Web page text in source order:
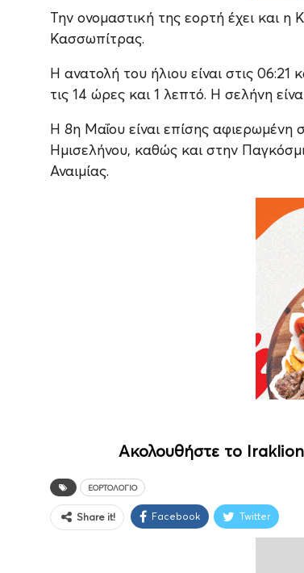
Την ονομαστική της εορτή έχει και
Κασσωπίτρας.
Η ανατολή του ήλιου είναι στις
τις 14 ώρες και 1 λεπτό. Η σελήνη
Η 8η Μαΐου είναι επίσης
Ημισελήνου, καθώς και στην
Αναιμίας.
Ακολουθήστε το
ΕΟΡΤΟΛΌΓΙΟ
Share it! Facebook Twitter